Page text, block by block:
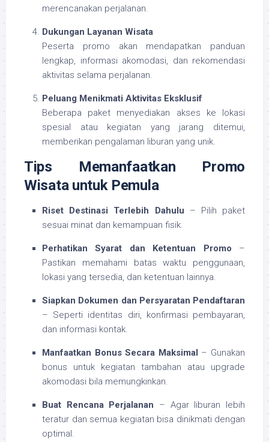
merencanakan perjalanan.
Dukungan Layanan Wisata
Peserta promo akan mendapatkan panduan
lengkap, informasi akomodasi, dan rekomendasi
aktivitas selama perjalanan.
Peluang Menikmati Aktivitas Eksklusif
Beberapa paket menyediakan akses ke lokasi
spesial atau kegiatan yang jarang ditemui,
memberikan pengalaman liburan yang unik.
Tips Memanfaatkan Promo
Wisata untuk Pemula
Riset Destinasi Terlebih Dahulu – Pilih paket
sesuai minat dan kemampuan fisik.
Perhatikan Syarat dan Ketentuan Promo –
Pastikan memahami batas waktu penggunaan,
lokasi yang tersedia, dan ketentuan lainnya.
Siapkan Dokumen dan Persyaratan Pendaftaran
– Seperti identitas diri, konfirmasi pembayaran,
dan informasi kontak.
Manfaatkan Bonus Secara Maksimal – Gunakan
bonus untuk kegiatan tambahan atau upgrade
akomodasi bila memungkinkan.
Buat Rencana Perjalanan – Agar liburan lebih
teratur dan semua kegiatan bisa dinikmati dengan
optimal.